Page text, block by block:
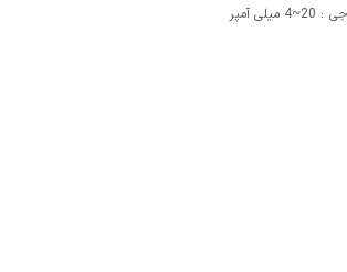
: 20~4 میلی آمپر